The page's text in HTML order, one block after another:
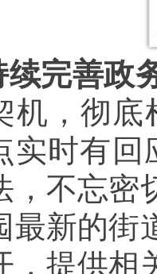
续完善政
机，彻底
实时有回
，不忘密
最新的街
，提供相